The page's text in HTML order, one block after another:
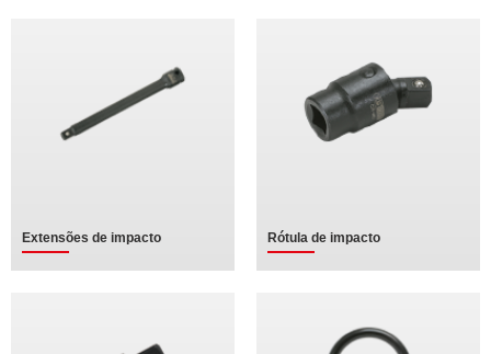
Extensões de impacto Rótula de impacto